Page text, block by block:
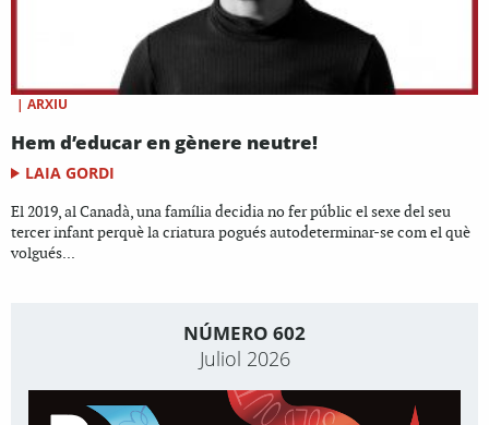
| ARXIU
Hem d’educar en gènere neutre!
LAIA GORDI
El 2019, al Canadà, una família decidia no fer públic el sexe del seu
tercer infant perquè la criatura pogués autodeterminar-se com el què
volgués...
NÚMERO 602
Juliol 2026